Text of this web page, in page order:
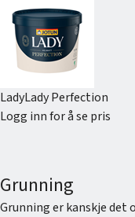
LadyLady Perfection
Logg inn for å se pris
Grunning
Grunning er kanskje det